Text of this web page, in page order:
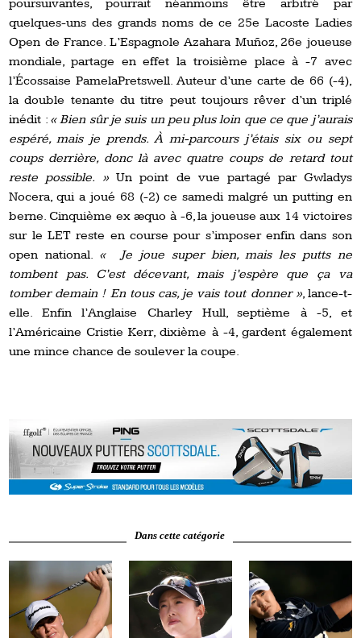
poursuivantes, pourrait néanmoins être arbitré par
quelques-uns des grands noms de ce 25e Lacoste Ladies
Open de France. L’Espagnole Azahara Muñoz, 26e joueuse
mondiale, partage en effet la troisième place à -7 avec
l’Écossaise PamelaPretswell. Auteur d’une carte de 66 (-4),
la double tenante du titre peut toujours rêver d’un triplé
inédit : « Bien sûr je suis un peu plus loin que ce que j’aurais
espéré, mais je prends. À mi-parcours j’étais six ou sept
coups derrière, donc là avec quatre coups de retard tout
reste possible. »Un point de vue partagé par Gwladys
Nocera, qui a joué 68 (-2) ce samedi malgré un putting en
berne. Cinquième ex æquo à -6, la joueuse aux 14 victoires
sur le LET reste en course pour s’imposer enfin dans son
open national. « Je joue super bien, mais les putts ne
tombent pas. C’est décevant, mais j’espère que ça va
tomber demain ! En tous cas, je vais tout donner », lance-t-
elle. Enfin l’Anglaise Charley Hull, septième à -5, et
l’Américaine Cristie Kerr, dixième à -4, gardent également
une mince chance de soulever la coupe.
Dans cette catégorie